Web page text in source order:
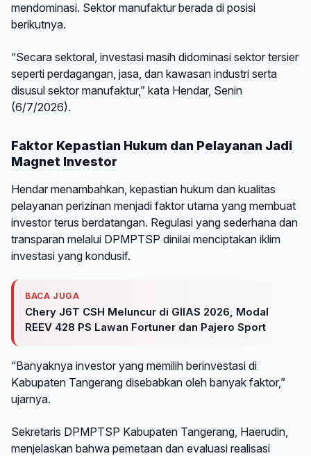
mendominasi. Sektor manufaktur berada di posisi
berikutnya.
“Secara sektoral, investasi masih didominasi sektor tersier
seperti perdagangan, jasa, dan kawasan industri serta
disusul sektor manufaktur,” kata Hendar, Senin
(6/7/2026).
Faktor Kepastian Hukum dan Pelayanan Jadi
Magnet Investor
Hendar menambahkan, kepastian hukum dan kualitas
pelayanan perizinan menjadi faktor utama yang membuat
investor terus berdatangan. Regulasi yang sederhana dan
transparan melalui DPMPTSP dinilai menciptakan iklim
investasi yang kondusif.
BACA JUGA
Chery J6T CSH Meluncur di GIIAS 2026, Modal
REEV 428 PS Lawan Fortuner dan Pajero Sport
“Banyaknya investor yang memilih berinvestasi di
Kabupaten Tangerang disebabkan oleh banyak faktor,”
ujarnya.
Sekretaris DPMPTSP Kabupaten Tangerang, Haerudin,
menjelaskan bahwa pemetaan dan evaluasi realisasi